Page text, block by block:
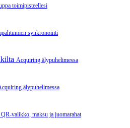
toimipisteellesi
synkronointi
Acquiring älypuhelimessa
älypuhelimessa
QR‑valikko, maksu ja juomarahat